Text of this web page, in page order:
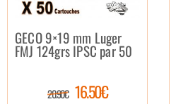
GECO 9×19 mm Luger
FMJ 124grs IPSC par 50
20.90€ 16.50€